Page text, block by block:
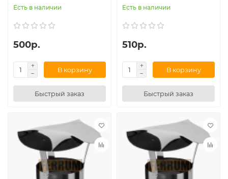
Есть в наличии
500р.
В корзину
Быстрый заказ
Есть в наличии
510р.
В корзину
Быстрый заказ